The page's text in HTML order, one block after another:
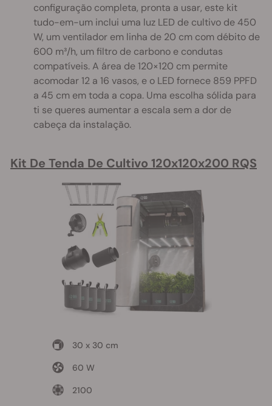
configuração completa, pronta a usar, este kit
tudo-em-um inclui uma luz LED de cultivo de 450
W, um ventilador em linha de 20 cm com débito de
600 m³/h, um filtro de carbono e condutas
compatíveis. A área de 120×120 cm permite
acomodar 12 a 16 vasos, e o LED fornece 859 PPFD
a 45 cm em toda a copa. Uma escolha sólida para
ti se queres aumentar a escala sem a dor de
cabeça da instalação.
Kit De Tenda De Cultivo 120x120x200 RQS
30 x 30 cm
60 W
2100